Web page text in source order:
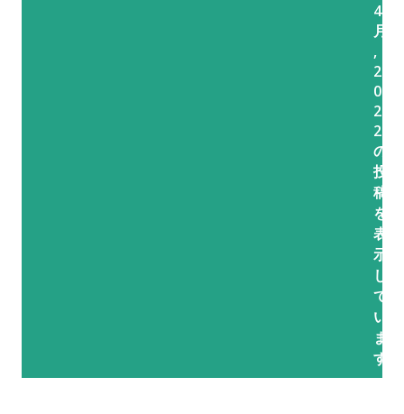
4
月
,
2
0
2
2
の
投
稿
を
表
示
し
て
い
ま
す